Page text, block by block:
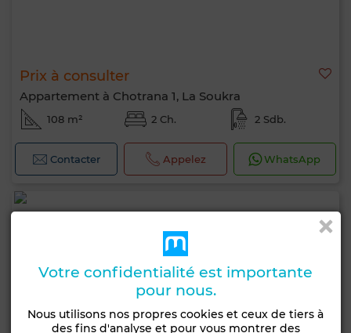
Prix à consulter
Appartement à Chotrana 1, La Soukra
108 m² 2 Ch. 2 Sdb.
Contacter Appelez WhatsApp
Votre confidentialité est importante
pour nous.
Nous utilisons nos propres cookies et ceux de tiers à
des fins d'analyse et pour vous montrer des